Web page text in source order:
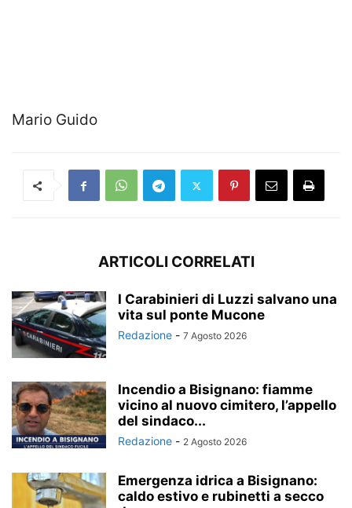
Mario Guido
ARTICOLI CORRELATI
I Carabinieri di Luzzi salvano una
vita sul ponte Mucone
Redazione - 7 Agosto 2026
Incendio a Bisignano: fiamme
vicino al nuovo cimitero, l’appello
del sindaco...
Redazione - 2 Agosto 2026
Emergenza idrica a Bisignano:
caldo estivo e rubinetti a secco